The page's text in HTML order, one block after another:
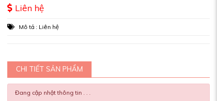
Liên hệ
Mô tả : Liên hệ
CHI TIẾT SẢN PHẨM
Đang cập nhật thông tin . . .